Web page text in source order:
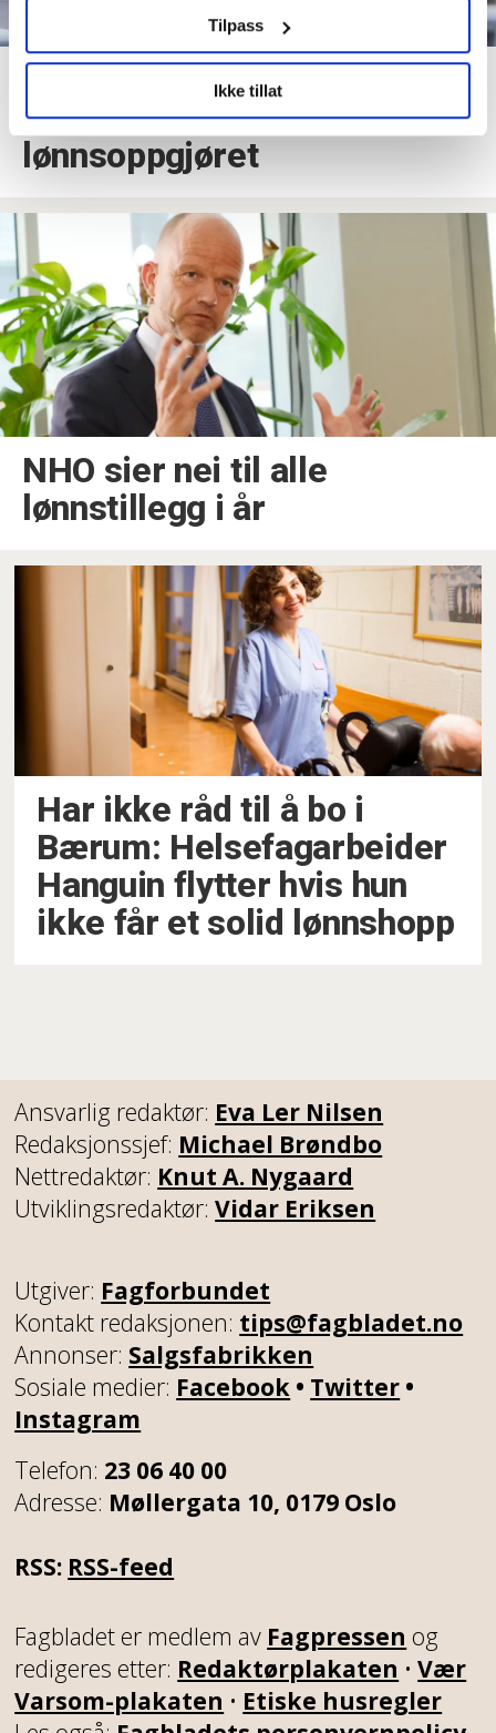
Tilpass
Ikke tillat
Derfor får ikke alle ny lønn
nå: Dette må du vite om
lønnsoppgjøret
NHO sier nei til alle
lønnstillegg i år
Har ikke råd til å bo i
Bærum: Helsefagarbeider
Hanguin flytter hvis hun
ikke får et solid lønnshopp
Ansvarlig redaktør: Eva Ler Nilsen
Redaksjonssjef: Michael Brøndbo
Nettredaktør: Knut A. Nygaard
Utviklingsredaktør:Vidar Eriksen
Utgiver: Fagforbundet
Kontakt redaksjonen: tips@fagbladet.no
Annonser: Salgsfabrikken
Sosiale medier: Facebook • Twitter •
Instagram
Telefon: 23 06 40 00
Adresse: Møllergata 10, 0179 Oslo
RSS: RSS-feed
Fagbladet er medlem av Fagpressen og
redigeres etter: Redaktørplakaten • Vær
Varsom-plakaten • Etiske husregler